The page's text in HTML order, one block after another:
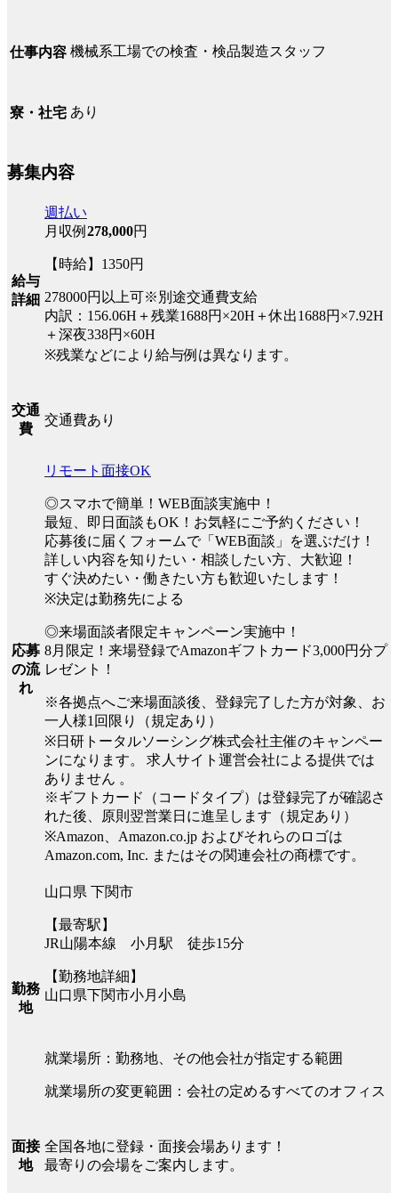
仕事内容 機械系工場での検査・検品製造スタッフ
寮・社宅 あり
募集内容
給与
詳細
週払い
月収例 278,000円
【時給】1350円
278000円以上可※別途交通費支給
内訳：156.06H＋残業1688円×20H＋休出1688円×7.92H
＋深夜338円×60H
※残業などにより給与例は異なります。
交通
費
交通費あり
応募
の流
れ
リモート面接OK
◎スマホで簡単！WEB面談実施中！
最短、即日面談もOK！お気軽にご予約ください！
応募後に届くフォームで「WEB面談」を選ぶだけ！
詳しい内容を知りたい・相談したい方、大歓迎！
すぐ決めたい・働きたい方も歓迎いたします！
※決定は勤務先による
◎来場面談者限定キャンペーン実施中！
8月限定！来場登録でAmazonギフトカード3,000円分プ
レゼント！
※各拠点へご来場面談後、登録完了した方が対象、お
一人様1回限り（規定あり）
※日研トータルソーシング株式会社主催のキャンペー
ンになります。 求人サイト運営会社による提供では
ありません 。
※ギフトカード（コードタイプ）は登録完了が確認さ
れた後、原則翌営業日に進呈します（規定あり）
※Amazon、Amazon.co.jp およびそれらのロゴは
Amazon.com, Inc. またはその関連会社の商標です。
勤務
地
山口県 下関市
【最寄駅】
JR山陽本線 小月駅 徒歩15分
【勤務地詳細】
山口県下関市小月小島
就業場所：勤務地、その他会社が指定する範囲
就業場所の変更範囲：会社の定めるすべてのオフィス
面接
地
全国各地に登録・面接会場あります！
最寄りの会場をご案内します。